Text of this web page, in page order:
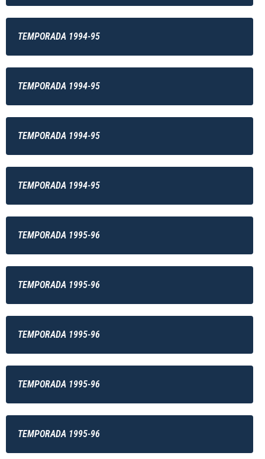
TEMPORADA 1994-95
TEMPORADA 1994-95
TEMPORADA 1994-95
TEMPORADA 1994-95
TEMPORADA 1995-96
TEMPORADA 1995-96
TEMPORADA 1995-96
TEMPORADA 1995-96
TEMPORADA 1995-96